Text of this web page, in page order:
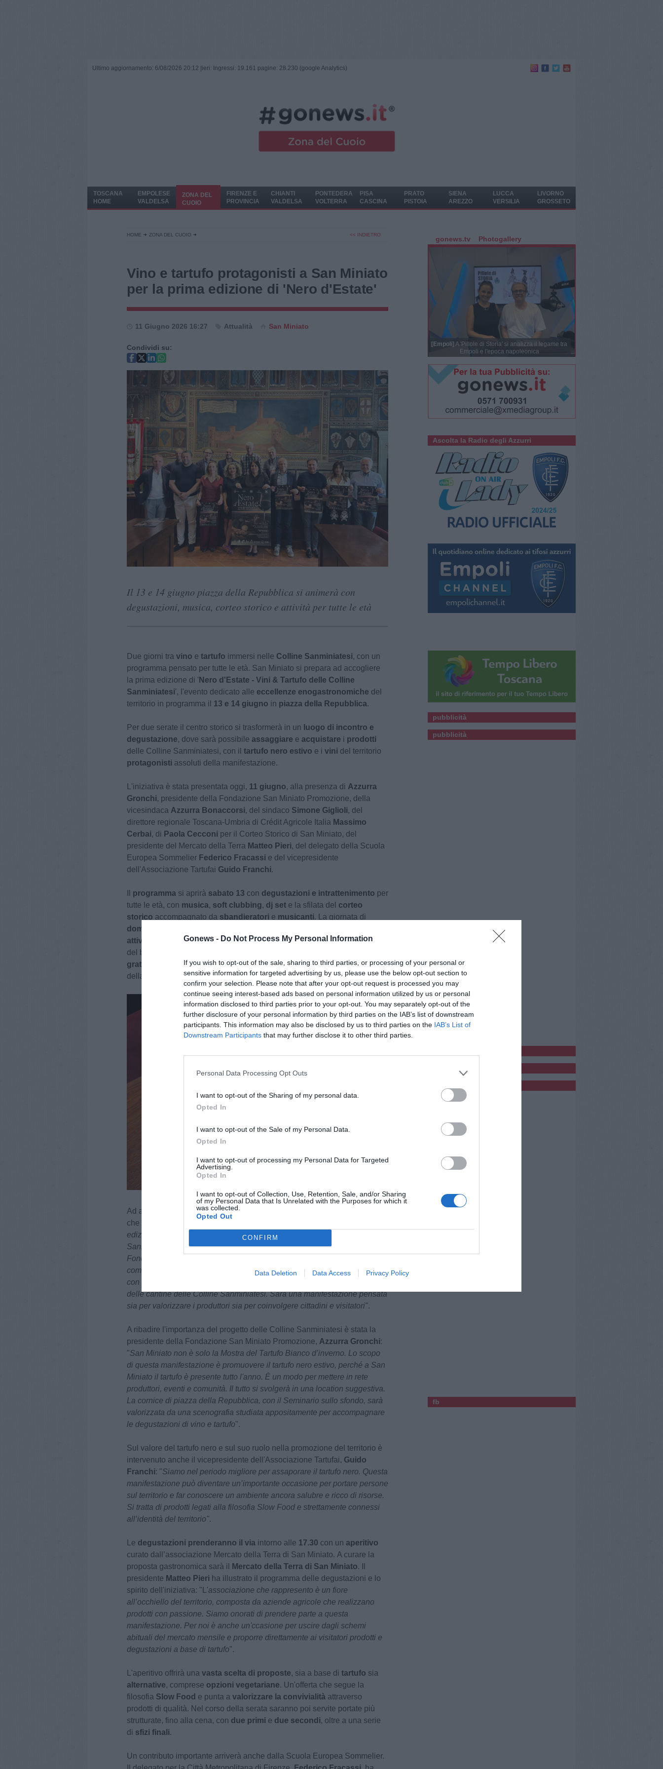
Gonews - Do Not Process My Personal Information
If you wish to opt-out of the sale, sharing to third parties, or processing of your personal or
sensitive information for targeted advertising by us, please use the below opt-out section to
confirm your selection. Please note that after your opt-out request is processed you may
continue seeing interest-based ads based on personal information utilized by us or personal
information disclosed to third parties prior to your opt-out. You may separately opt-out of the
further disclosure of your personal information by third parties on the IAB’s list of downstream
participants. This information may also be disclosed by us to third parties on the IAB’s List of
Downstream Participants that may further disclose it to other third parties.
Personal Data Processing Opt Outs
I want to opt-out of the Sharing of my personal data.
Opted In
I want to opt-out of the Sale of my Personal Data.
Opted In
I want to opt-out of processing my Personal Data for Targeted
Advertising.
Opted In
I want to opt-out of Collection, Use, Retention, Sale, and/or Sharing
of my Personal Data that Is Unrelated with the Purposes for which it
was collected.
Opted Out
CONFIRM
Data Deletion Data Access Privacy Policy
Ultimo aggiornamento: 6/08/2026 20:12 | ieri: Ingressi: 19.161 pagine: 28.230 (google Analytics)
TOSCANA
HOME
EMPOLESE
VALDELSA
ZONA DEL
CUOIO
FIRENZE E
PROVINCIA
CHIANTI
VALDELSA
PONTEDERA
VOLTERRA
PISA
CASCINA
PRATO
PISTOIA
SIENA
AREZZO
LUCCA
VERSILIA
LIVORNO
GROSSETO
HOME ZONA DEL CUOIO << INDIETRO
Vino e tartufo protagonisti a San Miniato
per la prima edizione di 'Nero d'Estate'
11 Giugno 2026 16:27 Attualità San Miniato
Condividi su:
Il 13 e 14 giugno piazza della Repubblica si animerà con
degustazioni, musica, corteo storico e attività per tutte le età
Due giorni tra vino e tartufo immersi nelle Colline Sanminiatesi, con un
programma pensato per tutte le età. San Miniato si prepara ad accogliere
la prima edizione di ' Nero d'Estate - Vini & Tartufo delle Colline
Sanminiatesi', l'evento dedicato alle eccellenze enogastronomiche del
territorio in programma il 13 e 14 giugno in piazza della Repubblica.
Per due serate il centro storico si trasformerà in un luogo di incontro e
degustazione, dove sarà possibile assaggiare e acquistare i prodotti
delle Colline Sanminiatesi, con il tartufo nero estivo e i vini del territorio
protagonisti assoluti della manifestazione.
L'iniziativa è stata presentata oggi, 11 giugno, alla presenza di Azzurra
Gronchi, presidente della Fondazione San Miniato Promozione, della
vicesindaca Azzurra Bonaccorsi, del sindaco Simone Giglioli, del
direttore regionale Toscana-Umbria di Crédit Agricole Italia Massimo
Cerbai, di Paola Cecconi per il Corteo Storico di San Miniato, del
presidente del Mercato della Terra Matteo Pieri, del delegato della Scuola
Europea Sommelier Federico Fracassi e del vicepresidente
dell'Associazione Tartufai Guido Franchi.
programma si aprirà sabato 13 con degustazioni e intrattenimento per
tutte le età, con musica, soft clubbing, dj set e la sfilata del corteo
storico accompagnato da sbandieratori e musicanti. La giornata di
domenica 14
attività
dedicate ai più piccoli. L'evento, che si svolgerà nel centro storico
del borgo, sarà raggiungibile anche grazie a un servizio di
gratuite
che, dalle 18 alle 24, collegheranno il parcheggio del Cimitero
della Scala con il centro cittadino.
Ad aprire la presentazione è stata la
che ha sottolineato il valore della nuova manifestazione: "
edizione di Nero d'Estate, una manifestazione dedicata alle Colline
Sanminiatesi. Una novità per la quale ringrazio l’amministrazione e la
Fondazione San Miniato Promozione. I protagonisti saranno i nostri
commercianti di tartufo e i vignaioli del territorio. Grazie alla collaborazione
con la Scuola Europea Sommelier saranno presenti oltre cento etichette
delle cantine delle Colline Sanminiatesi. Sarà una manifestazione pensata
sia per valorizzare i produttori sia per coinvolgere cittadini e visitatori".
A ribadire l'importanza del progetto delle Colline Sanminiatesi è stata la
presidente della Fondazione San Miniato Promozione, Azzurra Gronchi:
"San Miniato non è solo la Mostra del Tartufo Bianco d’inverno. Lo scopo
di questa manifestazione è promuovere il tartufo nero estivo, perché a San
Miniato il tartufo è presente tutto l'anno. È un modo per mettere in rete
produttori, eventi e comunità. Il tutto si svolgerà in una location suggestiva.
La cornice di piazza della Repubblica, con il Seminario sullo sfondo, sarà
valorizzata da una scenografia studiata appositamente per accompagnare
le degustazioni di vino e tartufo".
Sul valore del tartufo nero e sul suo ruolo nella promozione del territorio è
intervenuto anche il vicepresidente dell'Associazione Tartufai, Guido
Franchi: "Siamo nel periodo migliore per assaporare il tartufo nero. Questa
manifestazione può diventare un’importante occasione per portare persone
sul territorio e far conoscere un ambiente ancora salubre e ricco di risorse.
Si tratta di prodotti legati alla filosofia Slow Food e strettamente connessi
all’identità del territorio".
Le degustazioni prenderanno il via intorno alle 17.30 con un aperitivo
curato dall’associazione Mercato della Terra di San Miniato. A curare la
proposta gastronomica sarà il
Mercato della Terra di San Miniato. Il
presidente Matteo Pieri ha illustrato il programma delle degustazioni e lo
spirito dell'iniziativa: "L'associazione che rappresento è un fiore
all’occhiello del territorio, composta da aziende agricole che realizzano
prodotti con passione. Siamo onorati di prendere parte a questa
manifestazione. Per noi è anche un'ccasione per uscire dagli schemi
abituali del mercato mensile e proporre direttamente ai visitatori prodotti e
degustazioni a base di tartufo".
L'aperitivo offrirà una vasta scelta di proposte, sia a base di tartufo sia
alternative, comprese opzioni vegetariane. Un'offerta che segue la
filosofia Slow Food e punta a valorizzare la convivialità attraverso
prodotti di qualità. Nel corso della serata saranno poi servite portate più
strutturate, fino alla cena, con due primi e due secondi, oltre a una serie
di sfizi finali.
Un contributo importante arriverà anche dalla Scuola Europea Sommelier.
gonews.tv Photogallery
[Empoli] A 'Pillole di Storia' si analizza il legame tra
Empoli e l'epoca napoleonica
Ascolta la Radio degli Azzurri
pubblicità
pubblicità
fb